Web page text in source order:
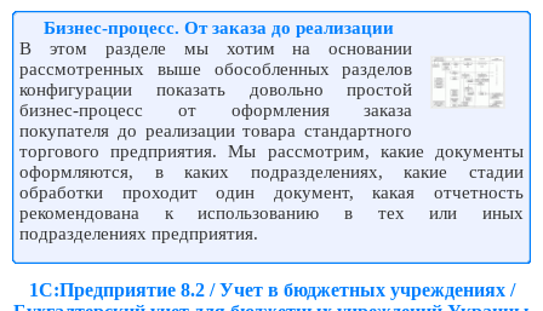
Бизнес-процесс. От заказа до реализации
В этом разделе мы хотим на основании
рассмотренных выше обособленных разделов
конфигурации показать довольно простой
бизнес-процесс от оформления заказа
покупателя до реализации товара стандартного
торгового предприятия. Мы рассмотрим, какие документы
оформляются, в каких подразделениях, какие стадии
обработки проходит один документ, какая отчетность
рекомендована к использованию в тех или иных
подразделениях предприятия.
1С:Предприятие 8.2 / Учет в бюджетных учреждениях /